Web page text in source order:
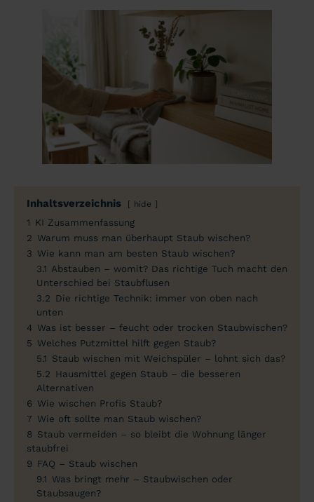
Inhaltsverzeichnis hide
1 KI Zusammenfassung
2 Warum muss man überhaupt Staub wischen?
3 Wie kann man am besten Staub wischen?
3.1 Abstauben – womit? Das richtige Tuch macht den
Unterschied bei Staubflusen
3.2 Die richtige Technik: immer von oben nach
unten
4 Was ist besser – feucht oder trocken Staubwischen?
5 Welches Putzmittel hilft gegen Staub?
5.1 Staub wischen mit Weichspüler – lohnt sich das?
5.2 Hausmittel gegen Staub – die besseren
Alternativen
6 Wie wischen Profis Staub?
7 Wie oft sollte man Staub wischen?
8 Staub vermeiden – so bleibt die Wohnung länger
staubfrei
9 FAQ – Staub wischen
9.1 Was bringt mehr – Staubwischen oder
Staubsaugen?